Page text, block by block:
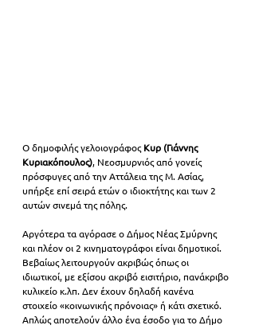
Ο δημοφιλής γελοιογράφος Κυρ (Γιάννης
Κυριακόπουλος), Νεοσμυρνιός από γονείς
πρόσφυγες από την Αττάλεια της Μ. Ασίας,
υπήρξε επί σειρά ετών ο ιδιοκτήτης και των 2
αυτών σινεμά της πόλης.
Αργότερα τα αγόρασε ο Δήμος Νέας Σμύρνης
και πλέον οι 2 κινηματογράφοι είναι δημοτικοί.
Βεβαίως λειτουργούν ακριβώς όπως οι
ιδιωτικοί, με εξίσου ακριβό εισιτήριο, πανάκριβο
κυλικείο κ.λπ. Δεν έχουν δηλαδή κανένα
στοιχείο «κοινωνικής πρόνοιας» ή κάτι σχετικό.
Απλώς αποτελούν άλλο ένα έσοδο για το Δήμο